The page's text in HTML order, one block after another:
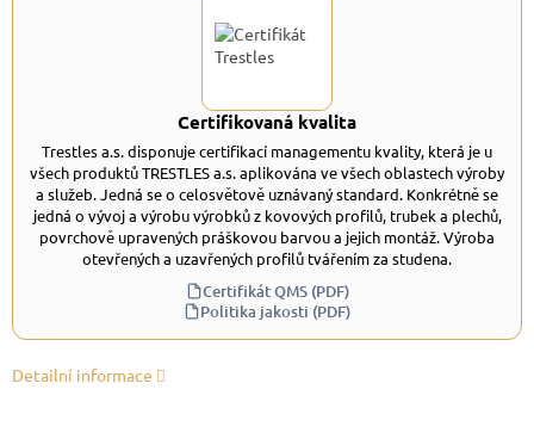
Certifikovaná kvalita
Trestles a.s. disponuje certifikací managementu kvality, která je u
všech produktů TRESTLES a.s. aplikována ve všech oblastech výroby
a služeb. Jedná se o celosvětově uznávaný standard. Konkrétně se
jedná o vývoj a výrobu výrobků z kovových profilů, trubek a plechů,
povrchově upravených práškovou barvou a jejich montáž. Výroba
otevřených a uzavřených profilů tvářením za studena.
Certifikát QMS (PDF)
Politika jakosti (PDF)
Detailní informace